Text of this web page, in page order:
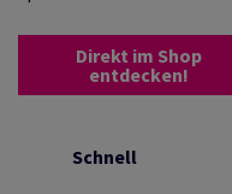
Direkt im Shop
entdecken!
Schnell